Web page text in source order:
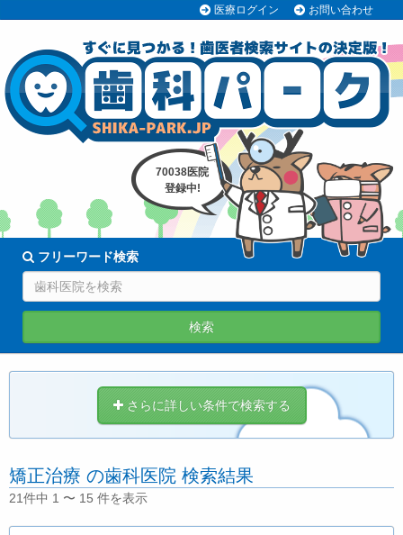
医療ログイン お問い合わせ
70038医院
登録中!
フリーワード検索
検索
さらに詳しい条件で検索する
矯正治療 の歯科医院 検索結果
21件中 1 〜 15 件を表示